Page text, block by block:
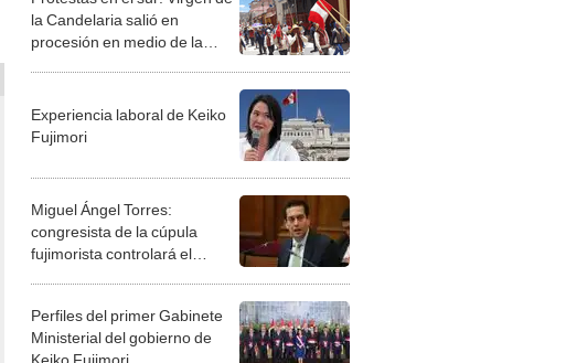
la Candelaria salió en
procesión en medio de la
tristeza de los puneños
Experiencia laboral de Keiko
Fujimori
Miguel Ángel Torres:
congresista de la cúpula
fujimorista controlará el
primer año del Senado
Perfiles del primer Gabinete
Ministerial del gobierno de
Keiko Fujimori